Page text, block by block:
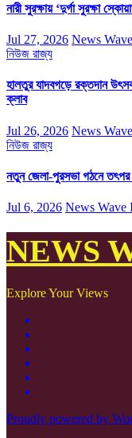
নারী সুরক্ষায় ‘দুর্গা সুরক্ষা
Jul 27, 2026 News
নিউজ রাজ্য
হালতুর যাদবগড়ে রক্তদান
ক্লাব
Jul 26, 2026 News
নিউজ রাজ্য
নতুন জেলা-পুরসভা গঠনে
Jul 6, 2026 News Wave
NEWS
Explore Your Views
Proudly powered by